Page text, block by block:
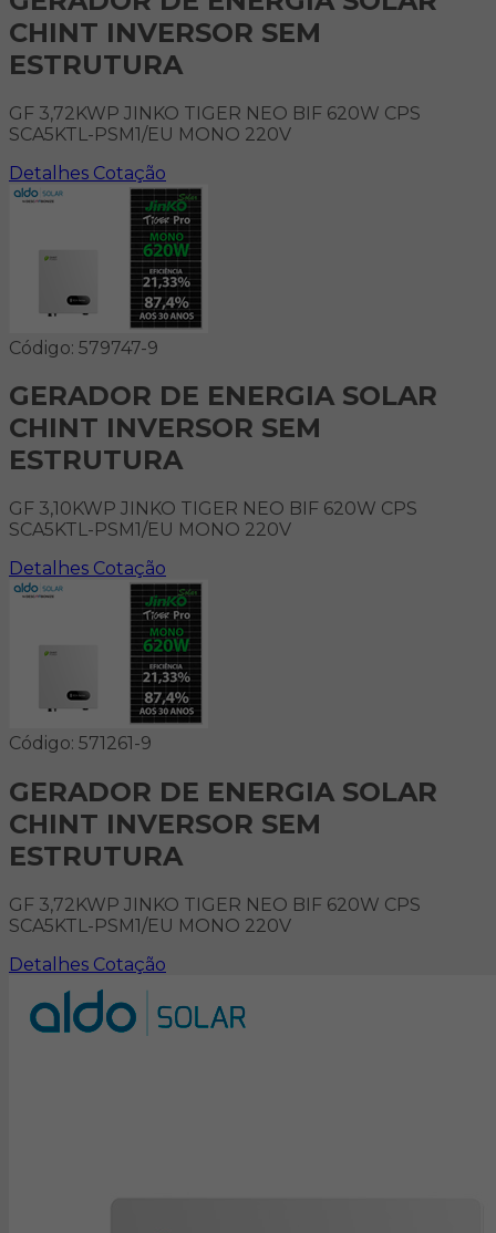
CHINT INVERSOR SEM
ESTRUTURA
GF 3,72KWP JINKO TIGER NEO BIF 620W CPS
SCA5KTL-PSM1/EU MONO 220V
Detalhes Cotação
Código: 579747-9
GERADOR DE ENERGIA SOLAR
CHINT INVERSOR SEM
ESTRUTURA
GF 3,10KWP JINKO TIGER NEO BIF 620W CPS
SCA5KTL-PSM1/EU MONO 220V
Detalhes Cotação
Código: 571261-9
GERADOR DE ENERGIA SOLAR
CHINT INVERSOR SEM
ESTRUTURA
GF 3,72KWP JINKO TIGER NEO BIF 620W CPS
SCA5KTL-PSM1/EU MONO 220V
Detalhes Cotação